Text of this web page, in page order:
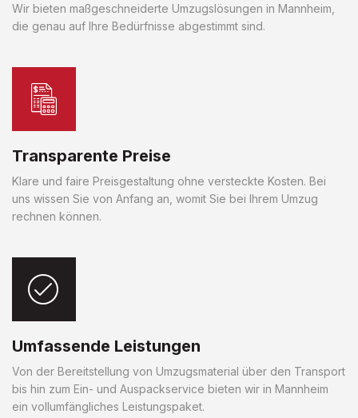
Wir bieten maßgeschneiderte Umzugslösungen in Mannheim,
die genau auf Ihre Bedürfnisse abgestimmt sind.
Transparente Preise
Klare und faire Preisgestaltung ohne versteckte Kosten. Bei
uns wissen Sie von Anfang an, womit Sie bei Ihrem Umzug
rechnen können.
Umfassende Leistungen
Von der Bereitstellung von Umzugsmaterial über den Transport
bis hin zum Ein- und Auspackservice bieten wir in Mannheim
ein vollumfängliches Leistungspaket.